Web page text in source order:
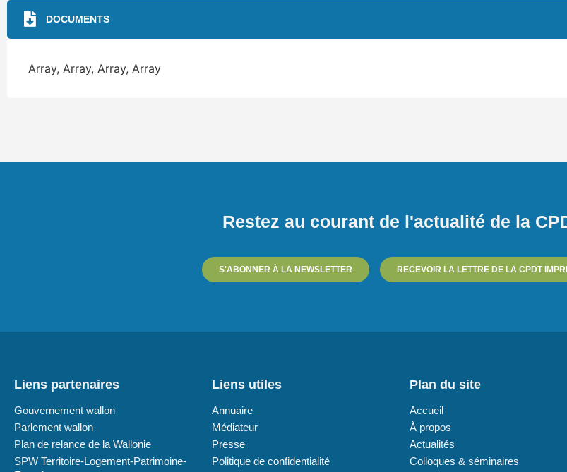
DOCUMENTS
Array, Array, Array, Array
Restez au courant de l'actualité de la
S'ABONNER À LA NEWSLETTER RECEVOIR LA LETTRE DE LA CPDT
Liens partenaires
Gouvernement wallon
Parlement wallon
Plan de relance de la Wallonie
SPW Territoire-Logement-Patrimoine-
Liens utiles
Annuaire
Médiateur
Presse
Politique de confidentialité
Plan du site
Accueil
À propos
Actualités
Colloques & séminaires